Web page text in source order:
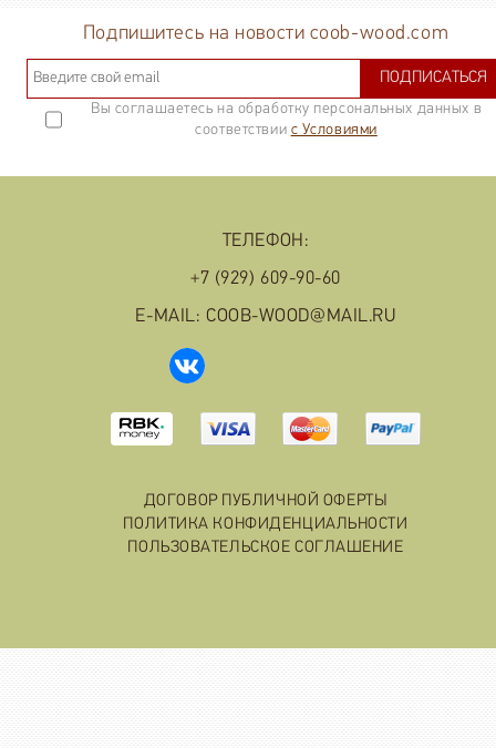
Подпишитесь на новости coob-wood.com
ПОДПИСАТЬСЯ
Вы соглашаетесь на обработку персональных данных в
соответствии с Условиями
ТЕЛЕФОН:
+7 (929) 609-90-60
E-MAIL: COOB-WOOD@MAIL.RU
ДОГОВОР ПУБЛИЧНОЙ ОФЕРТЫ
ПОЛИТИКА КОНФИДЕНЦИАЛЬНОСТИ
ПОЛЬЗОВАТЕЛЬСКОЕ СОГЛАШЕНИЕ